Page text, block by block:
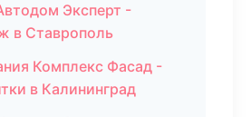
Эксперт -
в Ставрополь
Комплекс Фасад -
в Калининград